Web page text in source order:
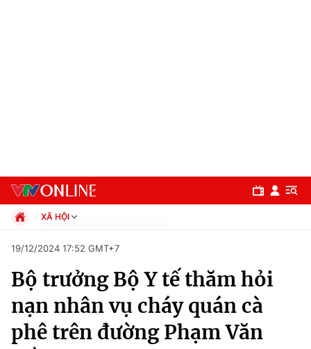
Chuyên mục
Chính trị
XÃ HỘI
Xã hội
Pháp luật
Thể thao
Truyền hình
19/12/2024 17:52 GMT+7
Bộ trưởng Bộ Y tế thăm hỏi
nạn nhân vụ cháy quán cà
phê trên đường Phạm Văn